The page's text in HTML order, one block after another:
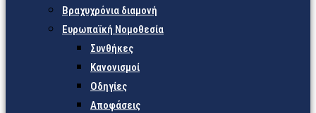
Βραχυχρόνια διαμονή
Ευρωπαϊκή Νομοθεσία
Συνθήκες
Κανονισμοί
Οδηγίες
Αποφάσεις